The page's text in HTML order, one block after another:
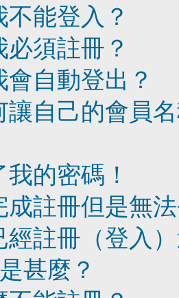
能登入？
須註冊？
自動登出？
讓自己的會員
的密碼！
成註冊但是無
經註冊（登入
甚麼？